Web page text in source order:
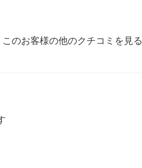
このお客様の他のクチコミを見る